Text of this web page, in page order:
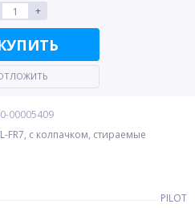
+
00005409
FR7, с колпачком, стираемые
PILOT